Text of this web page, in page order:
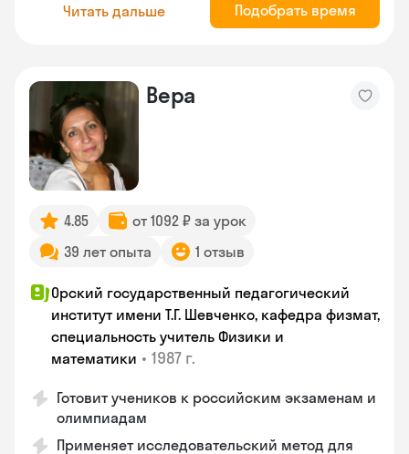
Читать дальше Подобрать время
Вера
4.85
от 1092 ₽ за урок
39 лет опыта
1 отзыв
Орский государственный педагогический
институт имени Т.Г. Шевченко, кафедра физмат,
специальность учитель Физики и
математики • 1987 г.
Готовит учеников к российским экзаменам и
олимпиадам
Применяет исследовательский метод для